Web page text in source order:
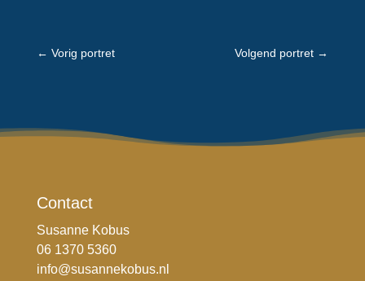
← Vorig portret Volgend portret →
Contact
Susanne Kobus
06 1370 5360
info@susannekobus.nl